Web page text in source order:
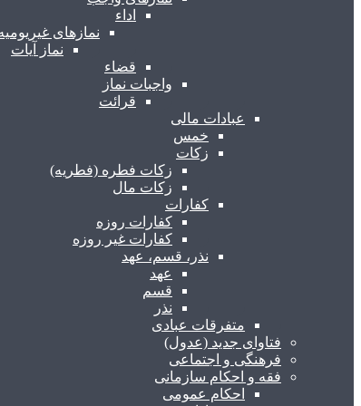
اداء
نمازهای
نماز آیات
قضاء
واجبات نماز
قرائت
عبادات مالی
خمس
زکات
زکات فطره (فطریه)
زکات مال
کفارات
کفارات روزه
کفارات غیر روزه
نذر، قسم، عهد
عهد
قسم
نذر
متفرقات عبادی
فتاوای جدید (عدول)
فرهنگی و اجتماعی
فقه و احکام سازمانی
احکام عمومی